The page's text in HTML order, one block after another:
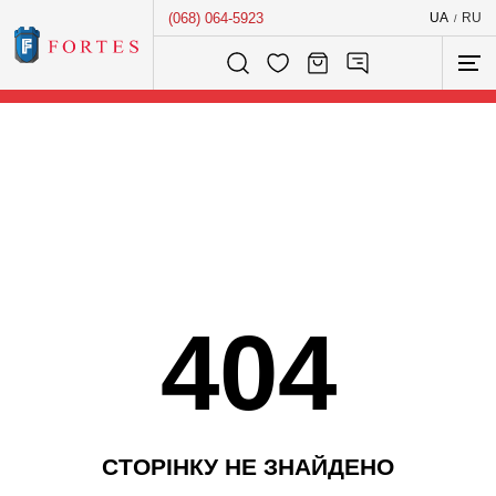
(068) 064-5923 UA / RU
Розумний пошук...
404
СТОРІНКУ НЕ ЗНАЙДЕНО